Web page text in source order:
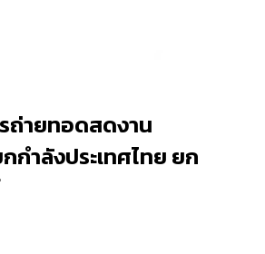
ถ่ายทอดสดงาน
กำลังประเทศไทย ยก